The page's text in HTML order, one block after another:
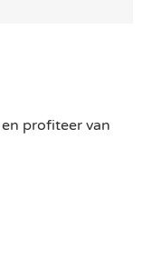
en profiteer van